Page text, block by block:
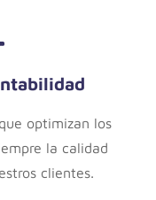
optimizan los
la calidad
clientes.